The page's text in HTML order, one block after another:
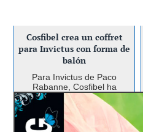
Cosfibel crea un coffret
para Invictus con forma de
balón
Para Invictus de Paco
Rabanne, Cosfibel ha
creado una caja metálica
con forma de balón de
fútbol. Cosfibel se enfrentó
al desafío de transformar el
Corpack diseña y
desarrolla un estuche